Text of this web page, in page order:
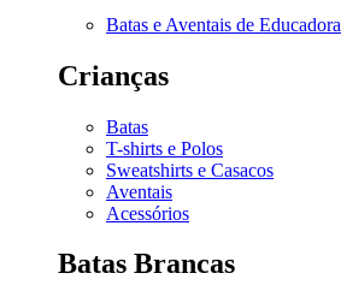
Batas e Aventais de Educadora
Crianças
Batas
T-shirts e Polos
Sweatshirts e Casacos
Aventais
Acessórios
Batas Brancas